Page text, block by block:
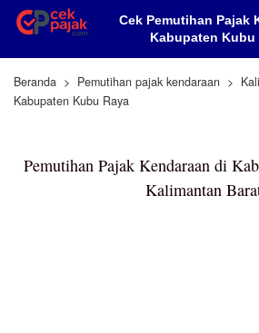
Cek Pemutihan Pajak
Kabupaten Kubu
Beranda Pemutihan pajak kendaraan
Kabupaten Kubu Raya
Pemutihan Pajak Kendaraan di
Kalimantan